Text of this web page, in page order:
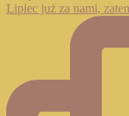
Lipiec już za nami,